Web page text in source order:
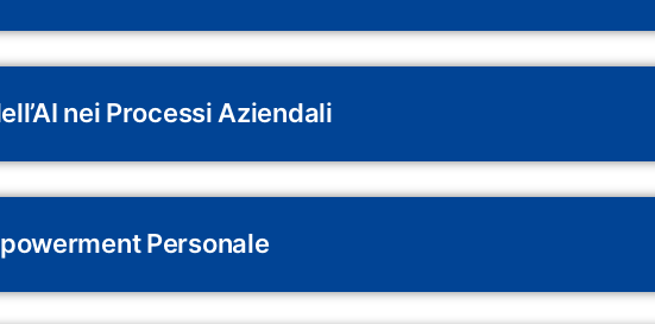
nei Processi Aziendali
Personale